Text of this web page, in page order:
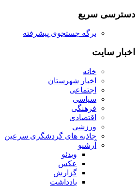
دسترسی سریع
برگه جستجوی پیشرفته
اخبار سایت
خانه
اخبار شهرستان
اجتماعی
سیاسی
فرهنگی
اقتصادی
ورزشی
جاذبه های گردشگری سرعین
آرشیو
ویدئو
عکس
گزارش
یادداشت